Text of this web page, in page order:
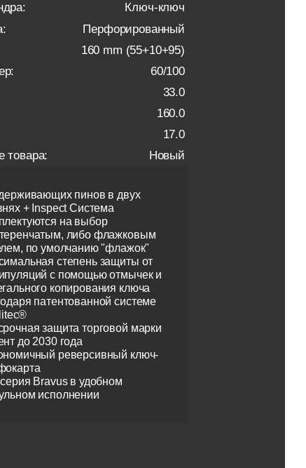
Ключ-ключ
Перфорированный
160 mm (55+10+95)
60/100
33.0
160.0
17.0
товара:
Новый
пинов в двух
+ Inspect Система
на выбор
либо флажковым
по умолчанию "флажок"
степень защиты от
с помощью отмычек и
копирования ключа
патентованной системе
защита торговой марки
до 2030 года
реверсивный ключ-
Bravus в удобном
исполнении